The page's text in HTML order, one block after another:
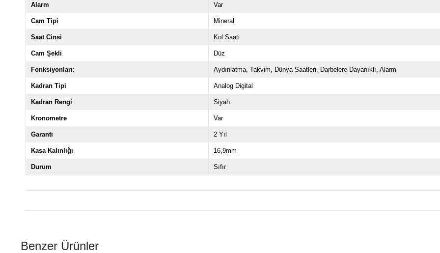
Alarm Var
Cam Tipi Mineral
Saat Cinsi Kol Saati
Cam Şekli Düz
Fonksiyonları: Aydınlatma Takvim Dünya Saatleri Darbelere Dayanıklı Alarm
Kadran Tipi Analog Digital
Kadran Rengi Siyah
Kronometre Var
Garanti 2 Yıl
Kasa Kalınlığı 16,9mm
Durum Sıfır
Benzer Ürünler